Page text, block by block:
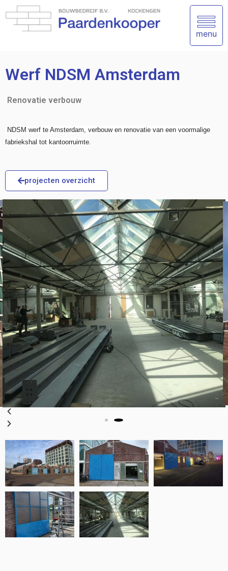
menu
Werf NDSM Amsterdam
Renovatie verbouw
NDSM werf te Amsterdam, verbouw en renovatie van een voormalige
fabriekshal tot kantoorruimte.
projecten overzicht